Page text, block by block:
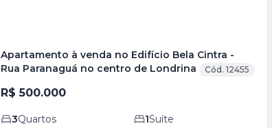
Apartamento à venda no Edifício Bela Cintra -
Rua Paranaguá no centro de Londrina
Cód. 12455
R$ 500.000
3Quartos 1Suíte